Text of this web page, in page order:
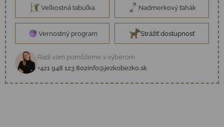
Veľkostná tabuľka Nadmerkový ťahák
Vernostný program Strážiť dostupnosť
Radi vám pomôžeme s výberom
+421 948 123 802info@jezkobezko.sk